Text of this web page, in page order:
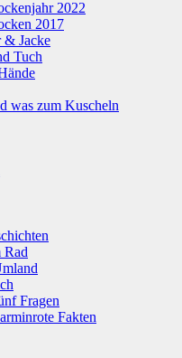
2022
2017
& Jacke
Tuch
was zum Kuscheln
Rad
Fragen
Fakten